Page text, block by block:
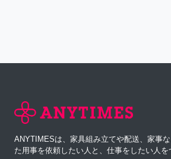
ANYTIMESは、家具組み立てや配送、家事
た用事を依頼したい人と、仕事をしたい人を